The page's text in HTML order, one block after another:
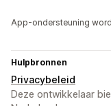
App-ondersteuning
Hulpbronnen
Privacybeleid
Deze ontwikkelaar